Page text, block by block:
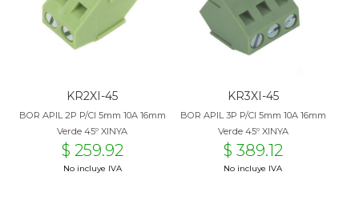
KR2XI-45
BOR APIL 2P P/CI 5mm 10A 16mm
Verde 45º XINYA
$ 259.92
No incluye IVA
KR3XI-45
BOR APIL 3P P/CI 5mm 10A 16mm
Verde 45º XINYA
$ 389.12
No incluye IVA